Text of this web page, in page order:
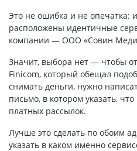
Это не ошибка и не опечатка:
расположены идентичные
компании — ООО «Совин
Значит, выбора нет — чтобы
Finicom, который обещал
снимать деньги, нужно
письмо, в котором указать,
платных рассылок.
Лучше это сделать по обоим
указать в каком именно